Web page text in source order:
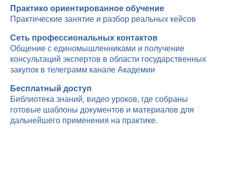
Практико ориентированное обучение
Практические занятие и разбор реальных кейсов
Сеть профессиональных контактов
Общение с единомышленниками и получение
консультаций экспертов в области государственных
закупок в телеграмм канале Академии
Бесплатный доступ
Библиотека знаний, видео уроков, где собраны
готовые шаблоны документов и материалов для
дальнейшего применения на практике.